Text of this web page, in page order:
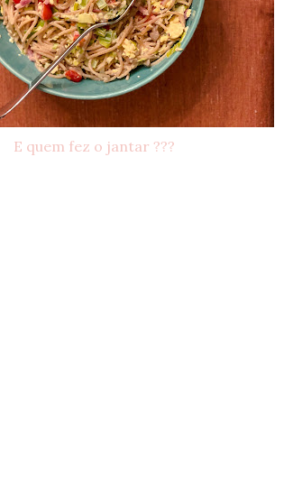
E quem fez o jantar ???